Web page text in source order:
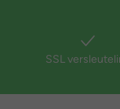
SSL